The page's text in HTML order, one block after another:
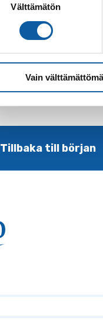
Välttämätön
Vain
Tillbaka till början